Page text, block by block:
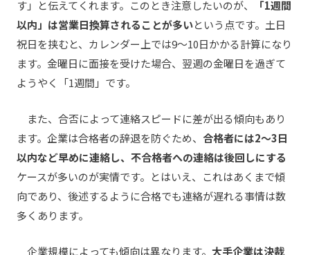
す」と伝えてくれます。このとき注意したいのが、
「1週間
以内」は営業日換算されることが多いという点です。土日
祝日を挟むと、カレンダー上では9〜10日かかる計算になり
ます。金曜日に面接を受けた場合、翌週の金曜日を過ぎて
ようやく「1週間」です。
また、合否によって連絡スピードに差が出る傾向もあり
ます。企業は合格者の辞退を防ぐため、 合格者には2〜3日
以内など早めに連絡し、不合格者への連絡は後回しにする
ケースが多いのが実情です。とはいえ、これはあくまで傾
向であり、後述するように合格でも連絡が遅れる事情は数
多くあります。
企業規模によっても傾向は異なります。 大手企業は決裁